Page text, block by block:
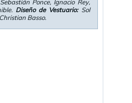
Ponce, Ignacio Rey,
Diseño de Vestuario:Sol
Basso.